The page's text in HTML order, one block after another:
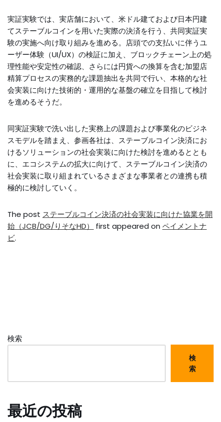
実証実験では、実店舗において、米ドル建ておよび日本円建
てステーブルコインを用いた実際の決済を行う、共同実証実
験の実施へ向け取り組みを進める。店頭での支払いに伴うユ
ーザー体験（UI/UX）の検証に加え、ブロックチェーン上の処
理性能や安定性の確認、さらには円貨への換算を含む加盟店
精算プロセスの実務的な課題抽出を共同で行い、本格的な社
会実装に向けた技術的・運用的な基盤の確立を目指して検討
を進めるそうだ。
同実証実験で洗い出した実務上の課題および事業化のビジネ
スモデルを踏まえ、参画各社は、ステーブルコイン決済にお
けるソリューションの社会実装に向けた検討を進めるととも
に、エコシステムの拡大に向けて、ステーブルコイン決済の
社会実装に取り組まれているさまざまな事業者との連携も積
極的に検討していく。
The post ステーブルコイン決済の社会実装に向けた協業を開
始（JCB/DG/りそなHD）
first appeared on ペイメントナ
ビ.
検索
検
索
最近の投稿